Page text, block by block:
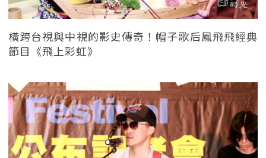
橫跨台視與中視的影史傳奇！帽子歌后鳳飛飛經典
節目《飛上彩虹》